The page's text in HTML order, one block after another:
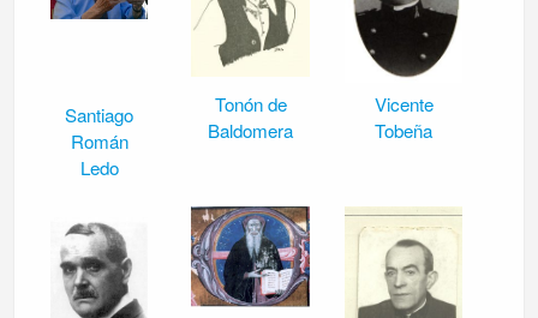
Santiago
Román
Ledo
Tonón de
Baldomera
Vicente
Tobeña